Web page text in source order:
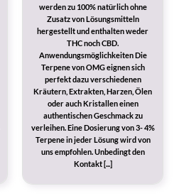
werden zu 100% natürlich ohne
Zusatz von Lösungsmitteln
hergestellt und enthalten weder
THC noch CBD.
Anwendungsmöglichkeiten Die
Terpene von OMG eignen sich
perfekt dazu verschiedenen
Kräutern, Extrakten, Harzen, Ölen
oder auch Kristallen einen
authentischen Geschmack zu
verleihen. Eine Dosierung von 3- 4%
Terpene in jeder Lösung wird von
uns empfohlen. Unbedingt den
Kontakt [...]